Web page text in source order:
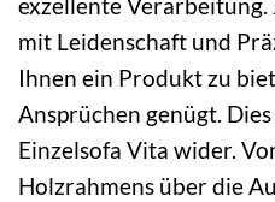
exzellente
mit Leidenschaft und
Ihnen ein Produkt zu
Ansprüchen genügt.
Einzelsofa Vita wider.
Holzrahmens über die